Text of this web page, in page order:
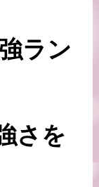
ラン
さを